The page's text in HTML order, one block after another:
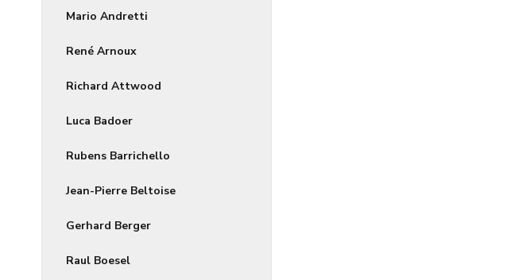
Mario Andretti
René Arnoux
Richard Attwood
Luca Badoer
Rubens Barrichello
Jean-Pierre Beltoise
Gerhard Berger
Raul Boesel